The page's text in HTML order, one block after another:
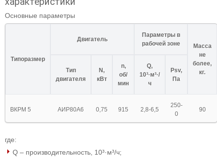
Основные параметры
Типоразмер
Двигатель
Параметры в
рабочей зоне
Масса
не
более,
кг.
Тип
двигателя
N,
кВт
n,
об/
мин
Q,
10³·м³·/
ч
Psv,
Па
ВКРМ 5 АИР80А6 0,75 915 2,8-6,5
250-
0
90
где:
Q – производительность, 10³·м³/ч;